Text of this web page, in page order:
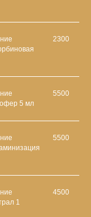
2300
5 мл
5500
5500
1
4500